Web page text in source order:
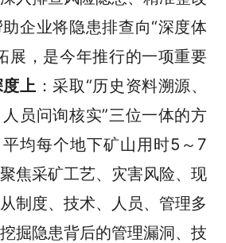
企业将隐患排查向“深度体
展，是今年推行的一项重要
上 ：采取“历史资料溯源、
员问询核实”三位一体的方
均每个地下矿山用时5～7
焦采矿工艺、灾害风险、现
制度、技术、人员、管理多
掘隐患背后的管理漏洞、技